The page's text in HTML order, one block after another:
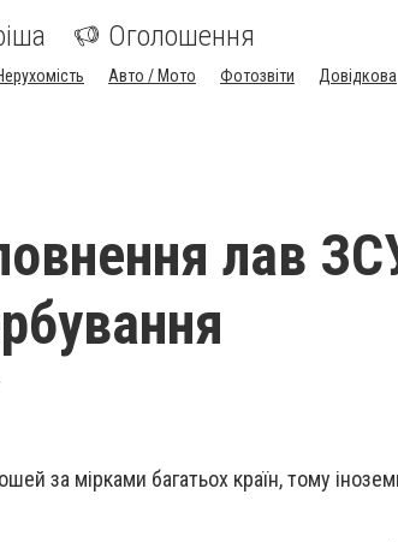
Оголошення
Авто / Мото Фотозвіти Довідкова
лав
за мірками багатьох країн, тому